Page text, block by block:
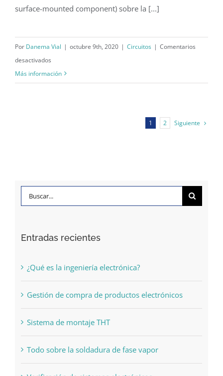
surface-mounted component) sobre la [...]
Por Danema Vial | octubre 9th, 2020 | Circuitos | Comentarios
desactivados
Qué
Más información
1 2 Siguiente
Buscar:
Entradas recientes
¿Qué es la ingeniería electrónica?
Gestión de compra de productos electrónicos
Sistema de montaje THT
Todo sobre la soldadura de fase vapor